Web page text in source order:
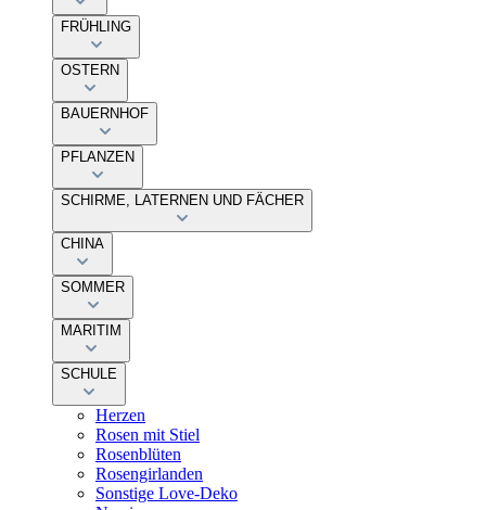
FRÜHLING
OSTERN
BAUERNHOF
PFLANZEN
SCHIRME, LATERNEN UND FÄCHER
CHINA
SOMMER
MARITIM
SCHULE
Herzen
Rosen mit Stiel
Rosenblüten
Rosengirlanden
Sonstige Love-Deko